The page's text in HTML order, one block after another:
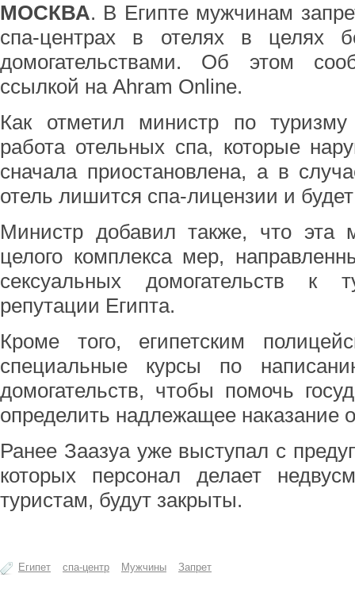
МОСКВА. В Египте мужчинам
спа-центрах в отелях в целях
домогательствами. Об этом
ссылкой на Ahram Online.
Как отметил министр по
работа отельных спа, которые
сначала приостановлена, а в
отель лишится спа-лицензии и
Министр добавил также, что эта
целого комплекса мер,
сексуальных домогательств к
репутации Египта.
Кроме того, египетским
специальные курсы по
домогательств, чтобы помочь
определить надлежащее наказание
Ранее Заазуа уже выступал с
которых персонал делает
туристам, будут закрыты.
Египет спа-центр Мужчины Запрет